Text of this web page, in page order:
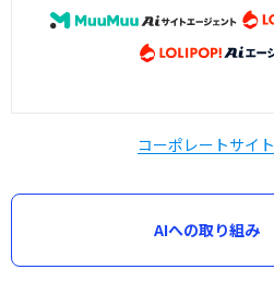
コーポレートサイト
AIへの取り組み